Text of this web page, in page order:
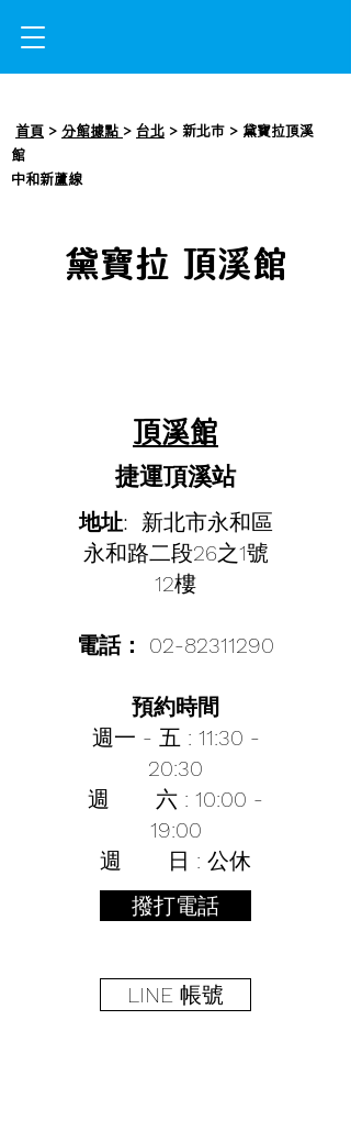
首頁 >分館據點 >台北 > 新北市 > 黛寶拉頂溪
館
中和新蘆線
黛寶拉 頂溪館
頂溪館
​捷運頂溪站
地址: 新北市永和區
永和路二段26之1號
12樓
電話： 02-82311290
預約時間
週一 - 五 : 11:30 -
20:30
週 六 : 10:00 -
19:00
週 日 : 公休
撥打電話
LINE 帳號